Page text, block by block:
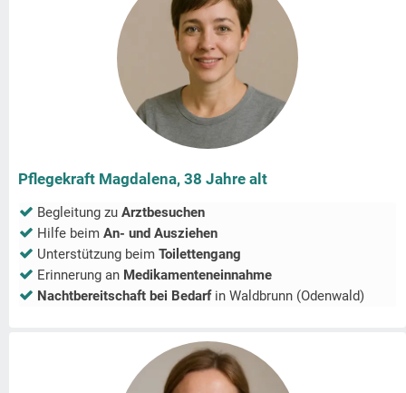
Pflegekraft Magdalena, 38 Jahre alt
Begleitung zu Arztbesuchen
Hilfe beim An- und Ausziehen
Unterstützung beim Toilettengang
Erinnerung an Medikamenteneinnahme
Nachtbereitschaft bei Bedarfin Waldbrunn (Odenwald)